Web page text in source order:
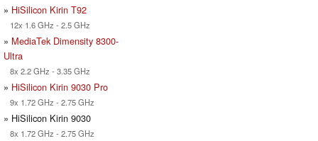
» HiSilicon Kirin T92
12x 1.6 GHz - 2.5 GHz
» MediaTek Dimensity 8300-
Ultra
8x 2.2 GHz - 3.35 GHz
» HiSilicon Kirin 9030 Pro
9x 1.72 GHz - 2.75 GHz
» HiSilicon Kirin 9030
8x 1.72 GHz - 2.75 GHz